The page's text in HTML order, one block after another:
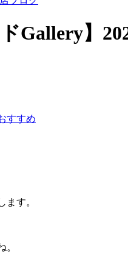
Gallery】
すすめ
ます。
。